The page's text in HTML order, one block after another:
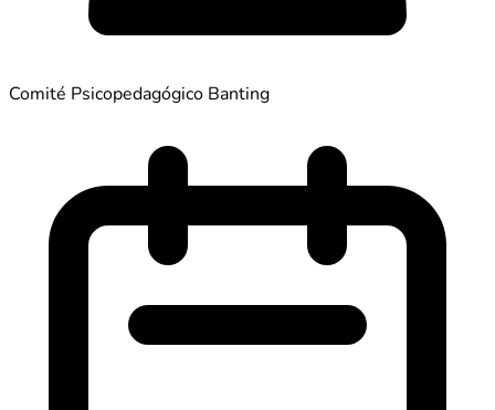
Comité Psicopedagógico Banting